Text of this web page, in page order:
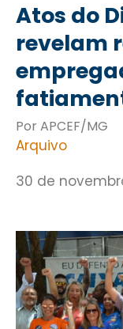
Atos do
revelam
Por APCEF/MG
Arquivo
30 de